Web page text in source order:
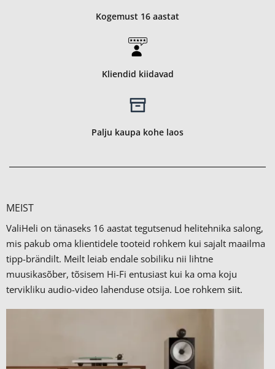
Kogemust 16 aastat
Kliendid kiidavad
Palju kaupa kohe laos
MEIST
ValiHeli on tänaseks 16 aastat tegutsenud helitehnika salong,
mis pakub oma klientidele tooteid rohkem kui sajalt maailma
tipp-brändilt. Meilt leiab endale sobiliku nii lihtne
muusikasõber, tõsisem Hi-Fi entusiast kui ka oma koju
tervikliku audio-video lahenduse otsija. Loe rohkem siit.